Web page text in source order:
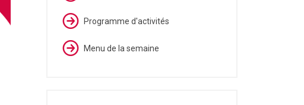
Programme d'activités
Menu de la semaine